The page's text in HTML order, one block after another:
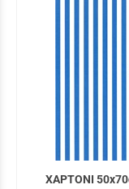
ΧΑΡΤΟΝΙ